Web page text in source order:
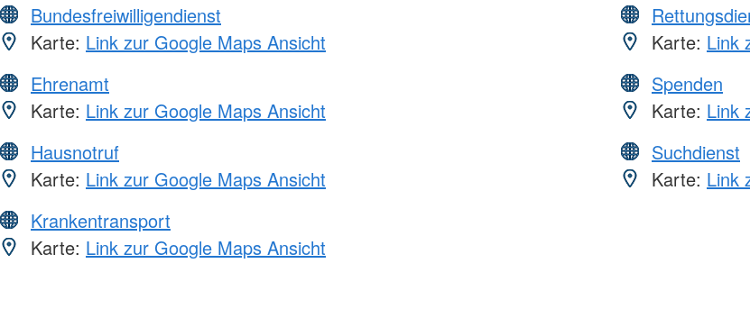
Bundesfreiwilligendienst
Karte: Link zur Google Maps Ansicht
Ehrenamt
Karte: Link zur Google Maps Ansicht
Hausnotruf
Karte: Link zur Google Maps Ansicht
Krankentransport
Karte: Link zur Google Maps Ansicht
Karte: Link
Spenden
Karte: Link
Suchdienst
Karte: Link